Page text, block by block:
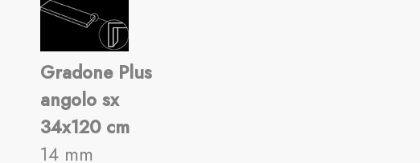
Gradone Plus
angolo sx
34x120 cm
14 mm